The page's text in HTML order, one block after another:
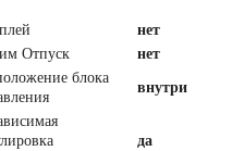
нет
Отпуск
нет
блока
внутри
да